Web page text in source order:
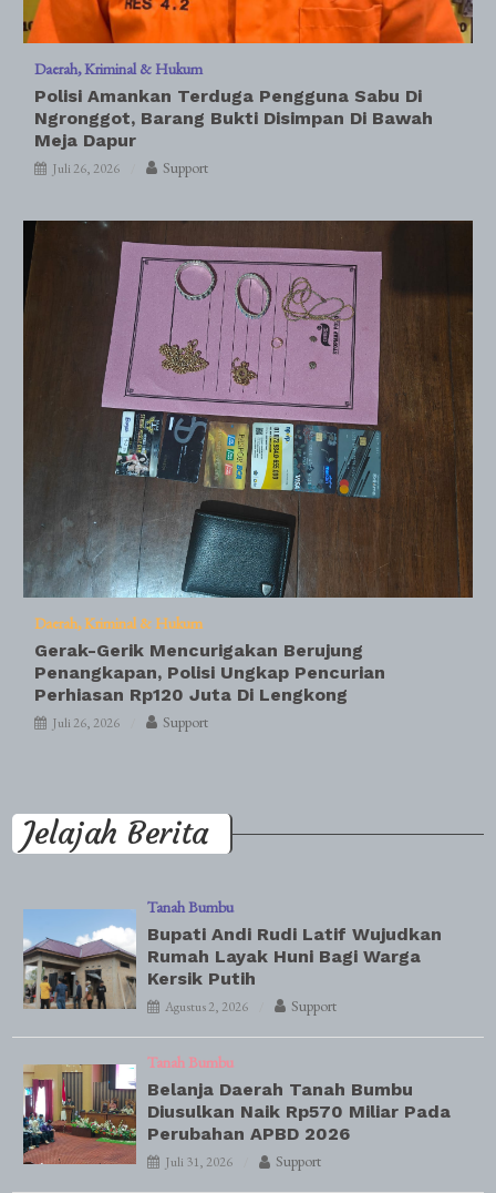
Daerah Kriminal & Hukum
Polisi Amankan Terduga Pengguna Sabu Di
Ngronggot, Barang Bukti Disimpan Di Bawah
Meja Dapur
Juli 26, 2026 Support
Daerah Kriminal & Hukum
Gerak-Gerik Mencurigakan Berujung
Penangkapan, Polisi Ungkap Pencurian
Perhiasan Rp120 Juta Di Lengkong
Juli 26, 2026 Support
Jelajah Berita
Tanah Bumbu
Bupati Andi Rudi Latif Wujudkan
Rumah Layak Huni Bagi Warga
Kersik Putih
Agustus 2, 2026 Support
Tanah Bumbu
Belanja Daerah Tanah Bumbu
Diusulkan Naik Rp570 Miliar Pada
Perubahan APBD 2026
Juli 31, 2026 Support